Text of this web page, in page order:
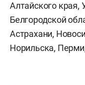
Алтайского края,
Белгородской
Астрахани,
Норильска,